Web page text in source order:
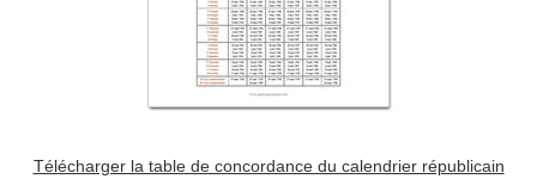
Télécharger la table de concordance du calendrier républicain